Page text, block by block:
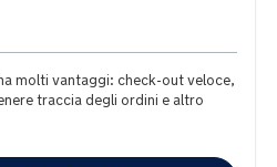
molti vantaggi: check-out veloce,
traccia degli ordini e altro